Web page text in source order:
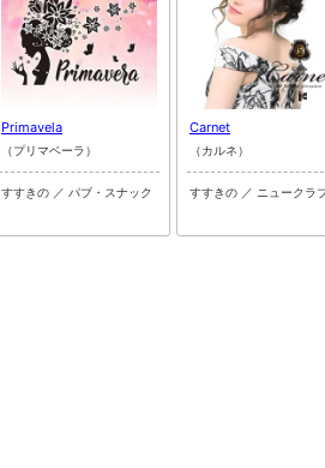
Primavela
（プリマベーラ）
すすきの ／ パブ・スナック
Carnet
（カルネ）
すすきの ／ ニュークラ